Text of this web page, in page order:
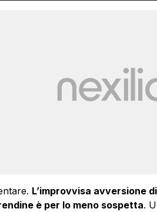
L’improvvisa avversione
è per lo meno sospetta.